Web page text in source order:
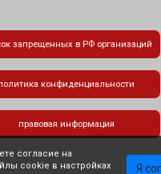
запрещенных в РФ организаций
конфиденциальности
правовая информация
согласие на
cookie в настройках
Я